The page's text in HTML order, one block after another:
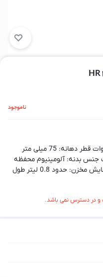
ناموجود
ویژگی های محصول : قدرت موتور: 700 وات قطر دهانه: 75 میلی متر
جنس بدنه: آلومینیوم محفظه
جمع کردن سیم: دارد تفاله گیر: دارد گنجایش مخزن: حدود 0.8 لیتر طول
و در دسترس نمی باشد.